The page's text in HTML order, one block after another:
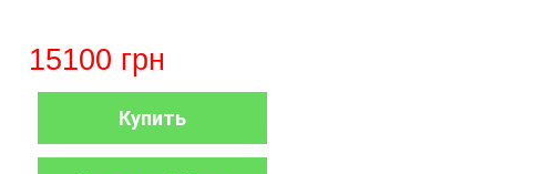
15100 грн
Купить